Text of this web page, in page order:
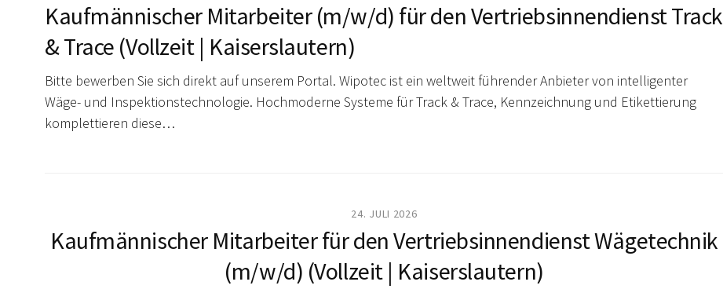
Kaufmännischer Mitarbeiter (m/w/d) für den Vertriebsinnendienst Track
& Trace (Vollzeit | Kaiserslautern)
Bitte bewerben Sie sich direkt auf unserem Portal. Wipotec ist ein weltweit führender Anbieter von intelligenter
Wäge- und Inspektionstechnologie. Hochmoderne Systeme für Track & Trace, Kennzeichnung und Etikettierung
komplettieren diese…
24. JULI 2026
Kaufmännischer Mitarbeiter für den Vertriebsinnendienst Wägetechnik
(m/w/d) (Vollzeit | Kaiserslautern)